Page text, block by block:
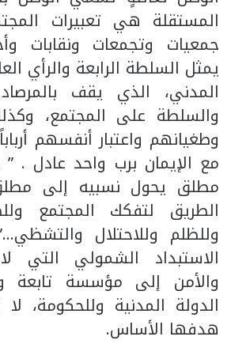
المستقلة هي تعبيرات
جمعيات وتجمعات ونقابات
يمثل السلطة الرابعة والرأي
المدني، الذي يقف
والسلطة على المجتمع،
وطغيانهم واعتبار أنفسهم
مع الإيمان برب واحد عادل
مطلق يحول نسبيه إلى
الطريق لتفكك المجتمع
وللظلم وللاحتلال
الاستبداد الشمولي التي
والأمن إلى مؤسسة تابعة
الدولة المدنية وللحكومة،
هدفها الأساس.